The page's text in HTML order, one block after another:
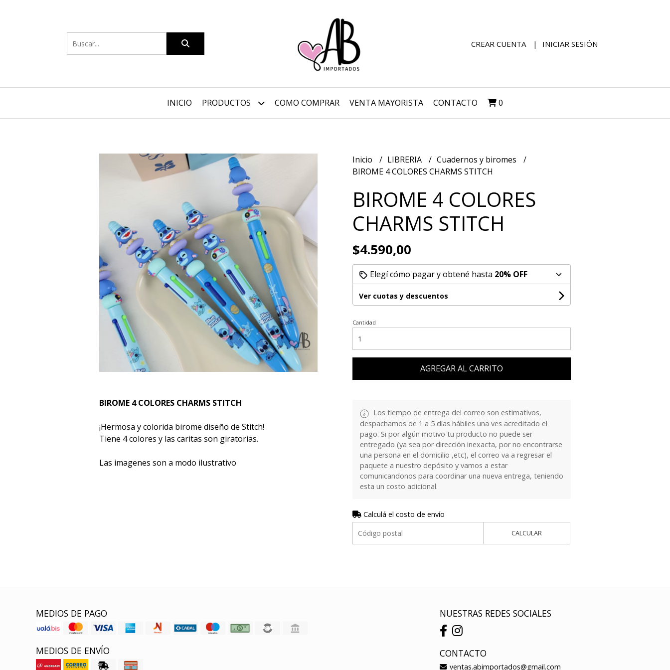
CREAR CUENTA INICIAR SESIÓN
INICIO PRODUCTOS COMO COMPRAR VENTA MAYORISTA CONTACTO 0
BIROME 4 COLORES CHARMS STITCH
¡Hermosa y colorida birome diseño de Stitch!
Tiene 4 colores y las caritas son giratorias.
Las imagenes son a modo ilustrativo
Inicio LIBRERIA
Cuadernos y biromes
BIROME 4 COLORES CHARMS STITCH
BIROME 4 COLORES
CHARMS STITCH
$4.590,00
Elegí cómo pagar y obtené hasta 20% OFF
Ver cuotas y descuentos
Cantidad
AGREGAR AL CARRITO
Los tiempo de entrega del correo son estimativos,
despachamos de 1 a 5 días hábiles una ves acreditado el
pago. Si por algún motivo tu producto no puede ser
entregado (ya sea por dirección inexacta, por no encontrarse
una persona en el domicilio ,etc), el correo va a regresar el
paquete a nuestro depósito y vamos a estar
comunicandonos para coordinar una nueva entrega, teniendo
esta un costo adicional.
Calculá el costo de envío
CALCULAR
MEDIOS DE PAGO
MEDIOS DE ENVÍO
NUESTRAS REDES SOCIALES
CONTACTO
ventas.abimportados@gmail.com